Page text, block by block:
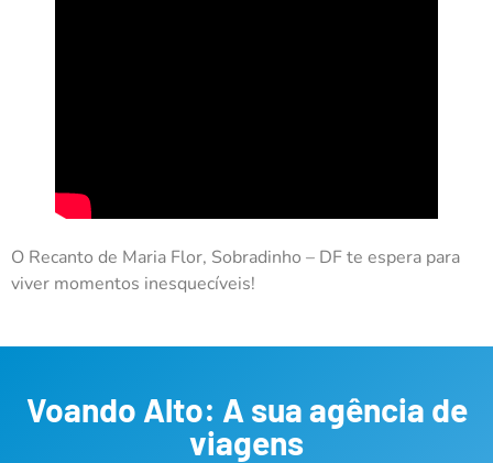
O Recanto de Maria Flor, Sobradinho – DF te espera para
viver momentos inesquecíveis!
Voando Alto: A sua agência de
viagens